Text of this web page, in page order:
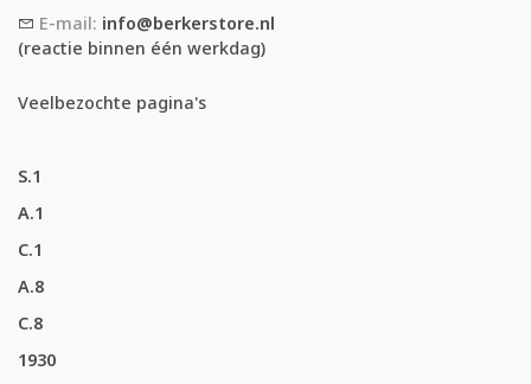
E-mail: info@berkerstore.nl
(reactie binnen één werkdag)
Veelbezochte pagina's
S.1
A.1
C.1
A.8
C.8
1930